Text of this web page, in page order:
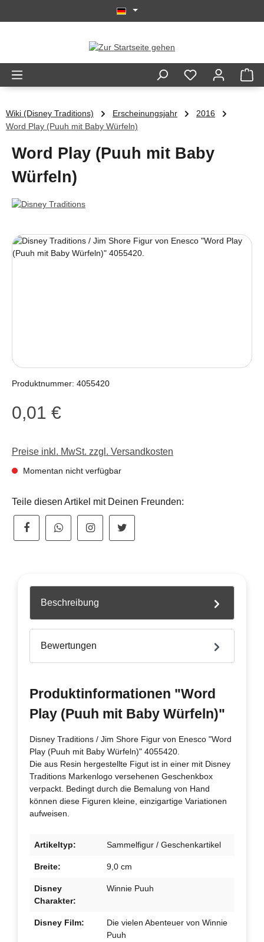
Wiki (Disney Traditions) Erscheinungsjahr
2016
Word Play (Puuh mit Baby Würfeln)
Word Play (Puuh mit Baby
Würfeln)
Bildergalerie überspringen
Produktnummer: 4055420
Regulärer Preis:
0,01 €
Preise inkl. MwSt. zzgl. Versandkosten
Momentan nicht verfügbar
Teile diesen Artikel mit Deinen Freunden:
Beschreibung
Bewertungen
Produktinformationen "Word
Play (Puuh mit Baby Würfeln)"
Disney Traditions / Jim Shore Figur von Enesco "Word
Play (Puuh mit Baby Würfeln)" 4055420.
Die aus Resin hergestellte Figut ist in einer mit Disney
Traditions Markenlogo versehenen Geschenkbox
verpackt. Bedingt durch die Bemalung von Hand
können diese Figuren kleine, einzigartige Variationen
aufweisen.
Artikeltyp: Sammelfigur / Geschenkartikel
Breite: 9,0 cm
Disney
Charakter:
Winnie Puuh
Disney Film:
Die vielen Abenteuer von Winnie
Puuh